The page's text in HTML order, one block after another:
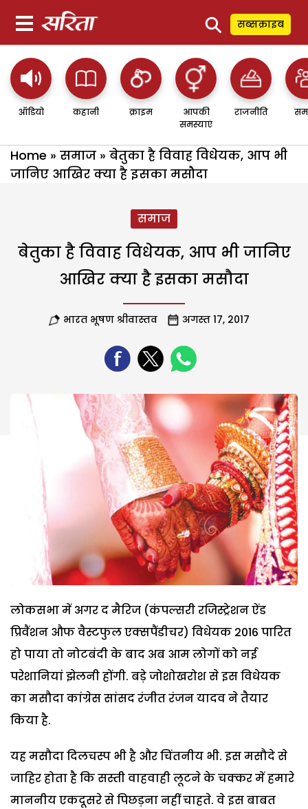
⚲ सब्सक्राइब
ऑडियो कहानी क्राइम
आपकी
समस्याएं
राजनीति
Home » समाज » बेतुका है विवाह विधेयक, आप भी
जानिए आखिर क्या है इसका मसौदा
समाज
बेतुका है विवाह विधेयक, आप भी जानिए
आखिर क्या है इसका मसौदा
भारत भूषण श्रीवास्तव अगस्त 17, 2017
लोकसभा में अगर द मैरिज (कंपल्सरी रजिस्ट्रेशन ऐंड
प्रिवैंशन औफ वैस्टफुल एक्सपैंडीचर) विधेयक 2016 पारित
हो पाया तो नोटबंदी के बाद अब आम लोगों को नई
परेशानियां झेलनी होंगी. बड़े जोशोखरोश से इस विधेयक
का मसौदा कांग्रेस सांसद रंजीत रंजन यादव ने तैयार
किया है.
यह मसौदा दिलचस्प भी है और चिंतनीय भी. इस मसौदे से
जाहिर होता है कि सस्ती वाहवाही लूटने के चक्कर में हमारे
माननीय एकदूसरे से पिछड़ना नहीं चाहते. वे इस बाबत